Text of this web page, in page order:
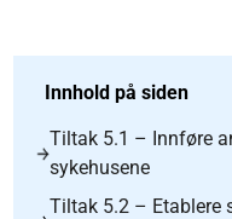
Innhold på siden
Tiltak 5.1 – Innføre
sykehusene
Tiltak 5.2 – Etablere